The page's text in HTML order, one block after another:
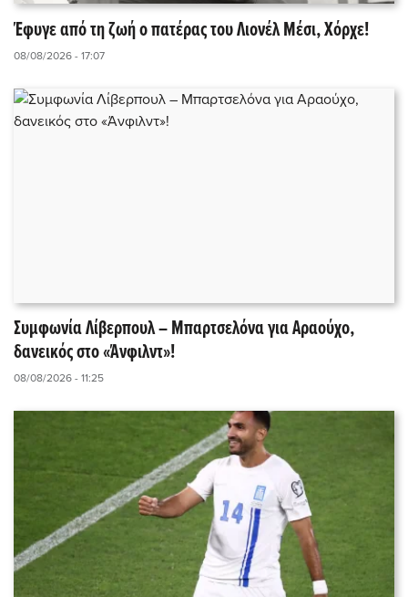
Έφυγε από τη ζωή ο πατέρας του Λιονέλ Μέσι, Χόρχε!
08/08/2026 - 17:07
Συμφωνία Λίβερπουλ – Μπαρτσελόνα για Αραούχο,
δανεικός στο «Άνφιλντ»!
08/08/2026 - 11:25